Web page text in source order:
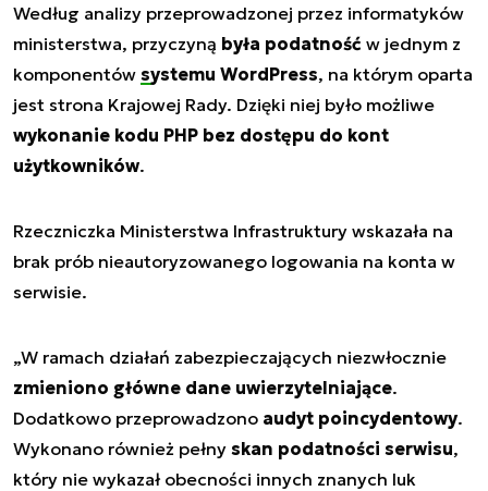
Według analizy przeprowadzonej przez informatyków
ministerstwa, przyczyną była podatność w jednym z
komponentów systemu WordPress, na którym oparta
jest strona Krajowej Rady. Dzięki niej było możliwe
wykonanie kodu PHP bez dostępu do kont
użytkowników.
Rzeczniczka Ministerstwa Infrastruktury wskazała na
brak prób nieautoryzowanego logowania na konta w
serwisie.
„W ramach działań zabezpieczających niezwłocznie
zmieniono główne dane uwierzytelniające.
Dodatkowo przeprowadzono audyt poincydentowy.
Wykonano również pełny skan podatności serwisu,
który nie wykazał obecności innych znanych luk